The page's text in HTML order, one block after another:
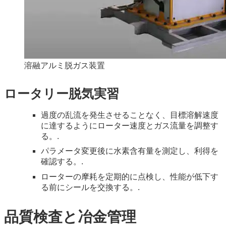
溶融アルミ脱ガス装置
ロータリー脱気実習
過度の乱流を発生させることなく、目標溶解速度
に達するようにローター速度とガス流量を調整す
る。.
パラメータ変更後に水素含有量を測定し、利得を
確認する。.
ローターの摩耗を定期的に点検し、性能が低下す
る前にシールを交換する。.
品質検査と冶金管理